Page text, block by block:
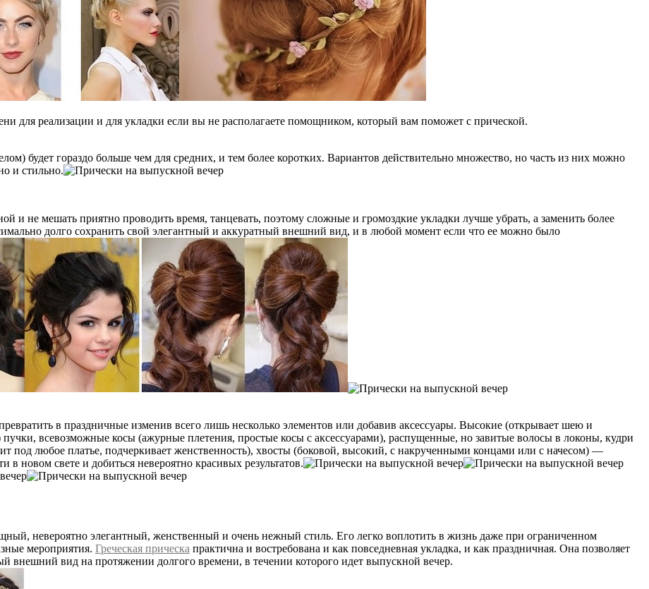
для реализации и для укладки если вы не располагаете помощником, который вам поможет с прической.
будет гораздо больше чем для средних, и тем более коротких. Вариантов действительно множество, но часть из них можно
и стильно.
и не мешать приятно проводить время, танцевать, поэтому сложные и громоздкие укладки лучше убрать, а заменить более
долго сохранить свой элегантный и аккуратный внешний вид, и в любой момент если что ее можно было
в праздничные изменив всего лишь несколько элементов или добавив аксессуары. Высокие (открывает шею и
всевозможные косы (ажурные плетения, простые косы с аксессуарами), распущенные, но завитые волосы в локоны, кудри
под любое платье, подчеркивает женственность), хвосты (боковой, высокий, с накрученными концами или с начесом) —
новом свете и добиться невероятно красивых результатов.
невероятно элегантный, женственный и очень нежный стиль. Его легко воплотить в жизнь даже при ограниченном
мероприятия. Греческая прическа практична и востребована и как повседневная укладка, и как праздничная. Она позволяет
внешний вид на протяжении долгого времени, в течении которого идет выпускной вечер.